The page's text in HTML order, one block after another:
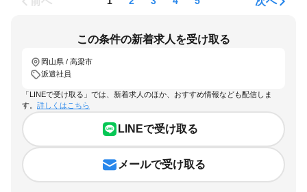
この条件の新着求人を受け取る
岡山県 / 高梁市
派遣社員
「LINEで受け取る」では、新着求人のほか、おすすめ情報なども配信しま
す。 詳しくはこちら
LINEで受け取る
メールで受け取る